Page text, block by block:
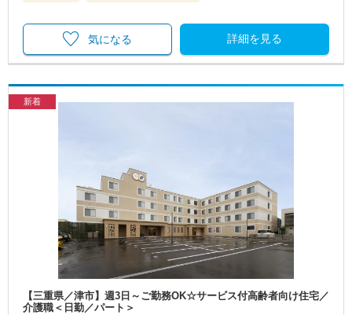
詳細を見る
気になる
新着
【三重県／津市】週3日～ご勤務OK☆サービス付高齢者向け住宅／
介護職＜日勤／パート＞